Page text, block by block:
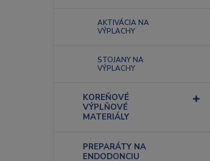
AKTIVÁCIA NA
VÝPLACHY
STOJANY NA
VÝPLACHY
KOREŇOVÉ
VÝPLŇOVÉ
MATERIÁLY
PREPARÁTY NA
ENDODONCIU